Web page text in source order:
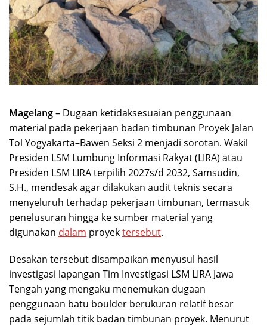
Magelang– Dugaan ketidaksesuaian penggunaan
material pada pekerjaan badan timbunan Proyek Jalan
Tol Yogyakarta–Bawen Seksi 2 menjadi sorotan. Wakil
Presiden LSM Lumbung Informasi Rakyat (LIRA) atau
Presiden LSM LIRA terpilih 2027s/d 2032, Samsudin,
S.H., mendesak agar dilakukan audit teknis secara
menyeluruh terhadap pekerjaan timbunan, termasuk
penelusuran hingga ke sumber material yang
digunakan dalam proyektersebut.
Desakan tersebut disampaikan menyusul hasil
investigasi lapangan Tim Investigasi LSM LIRA Jawa
Tengah yang mengaku menemukan dugaan
penggunaan batu boulder berukuran relatif besar
pada sejumlah titik badan timbunan proyek. Menurut